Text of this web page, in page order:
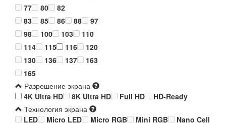
77
80
82
83
85 86 88
97
98
100 103
110
114
115 116
120
130
136 137
163
165
Разрешение экрана
4K Ultra HD
8K Ultra HD Full HD
HD-Ready
Технология экрана
LED
Micro LED Micro RGB Mini RGB
Nano Cell